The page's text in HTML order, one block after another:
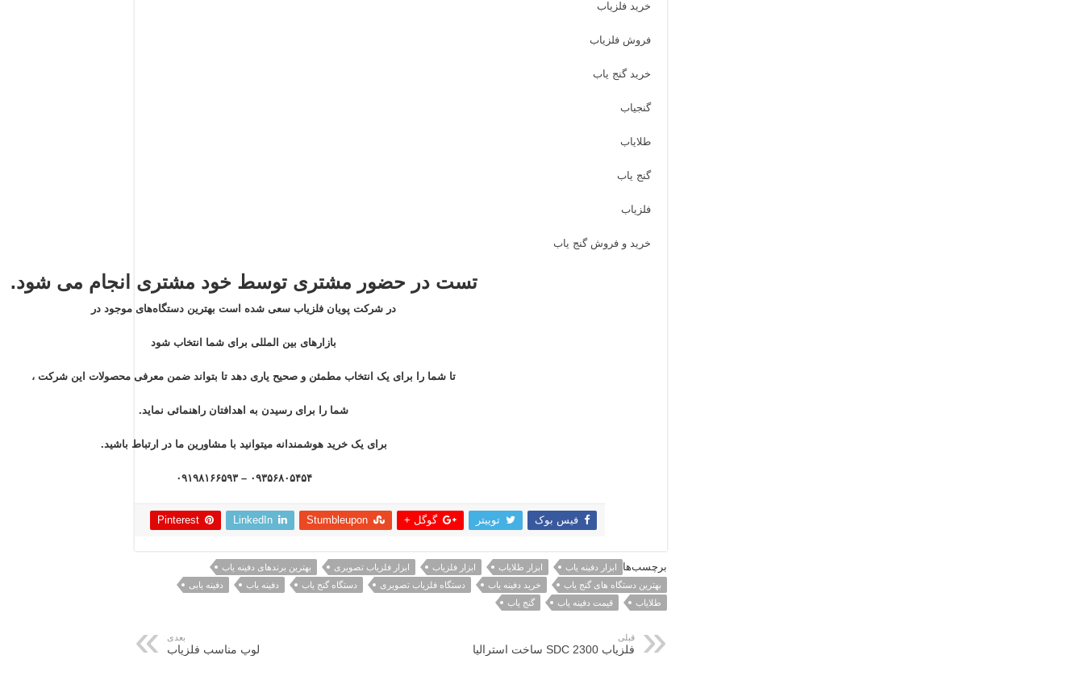
خرید فلزیاب
فروش فلزیاب
خرید گنج یاب
گنجیاب
طلایاب
گنج یاب
فلزیاب
خرید و فروش گنج یاب
تست در حضور مشتری توسط خود مشتری انجام می شود.
در شرکت پویان فلزیاب سعی شده است بهترین دستگاه‌های موجود در
بازار‌های بین المللی برای شما انتخاب شود
تا شما را برای یک انتخاب مطمئن و صحیح یاری دهد تا بتواند ضمن معرفی محصولات این شرکت ،
شما را برای رسیدن به اهدافتان راهنمائی نماید.
برای یک خرید هوشمندانه میتوانید با مشاورین ما در ارتباط باشید.
۰۹۳۵۶۸۰۵۴۵۴ – ۰۹۱۹۸۱۶۶۵۹۳
فیس بوک توییتر گوگل + Stumbleupon
LinkedIn
Pinterest
برچسب‌ها ابزار دفینه یاب ابزار طلایاب ابزار فلزیاب ابزار فلزیاب تصویری
بهترین برندهای دفینه یاب
بهترین دستگاه های گنج یاب
خرید دفینه یاب دستگاه فلزیاب تصویری دستگاه گنج یاب دفینه یاب
دفینه یابی
طلایاب
قیمت دفینه یاب گنج یاب
قبلی
فلزیاب SDC 2300 ساخت استرالیا
بعدی
لوپ مناسب فلزیاب